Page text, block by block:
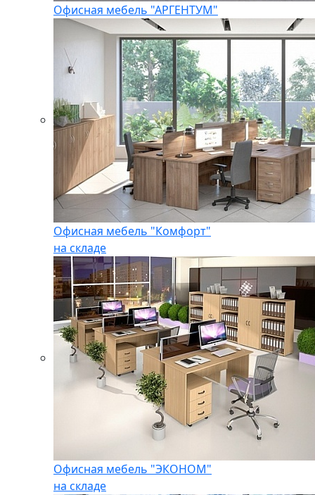
Офисная мебель "АРГЕНТУМ"
Офисная мебель "Комфорт"
на складе
Офисная мебель "ЭКОНОМ"
на складе